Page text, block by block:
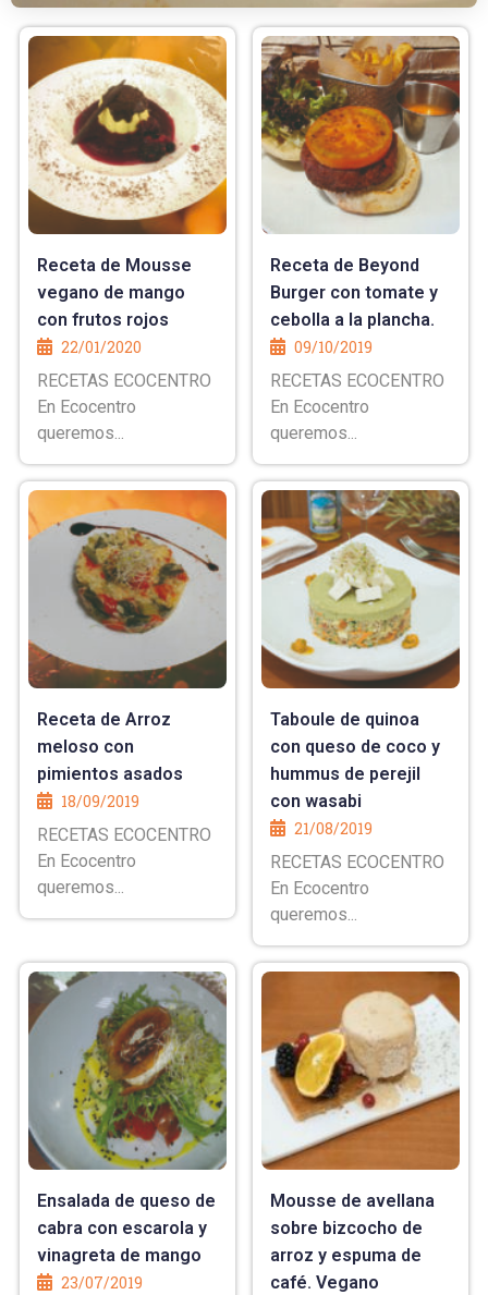
Receta de Mousse
vegano de mango
con frutos rojos
22/01/2020
RECETAS ECOCENTRO
En Ecocentro
queremos...
Receta de Beyond
Burger con tomate y
cebolla a la plancha.
09/10/2019
RECETAS ECOCENTRO
En Ecocentro
queremos...
Receta de Arroz
meloso con
pimientos asados
18/09/2019
RECETAS ECOCENTRO
En Ecocentro
queremos...
Taboule de quinoa
con queso de coco y
hummus de perejil
con wasabi
21/08/2019
RECETAS ECOCENTRO
En Ecocentro
queremos...
Ensalada de queso de
cabra con escarola y
vinagreta de mango
23/07/2019
Mousse de avellana
sobre bizcocho de
arroz y espuma de
café. Vegano